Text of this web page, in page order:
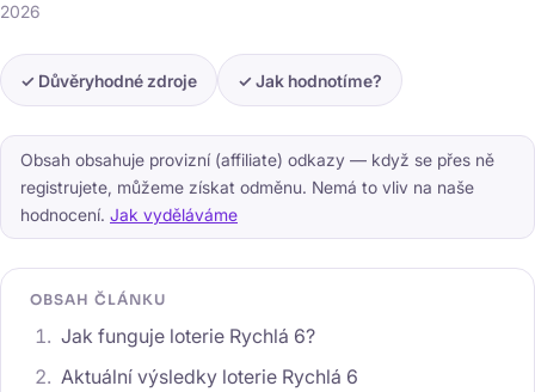
2026
✓ Důvěryhodné zdroje ✓ Jak hodnotíme?
Obsah obsahuje provizní (affiliate) odkazy — když se přes ně
registrujete, můžeme získat odměnu. Nemá to vliv na naše
hodnocení. Jak vyděláváme
OBSAH ČLÁNKU
Jak funguje loterie Rychlá 6?
Aktuální výsledky loterie Rychlá 6